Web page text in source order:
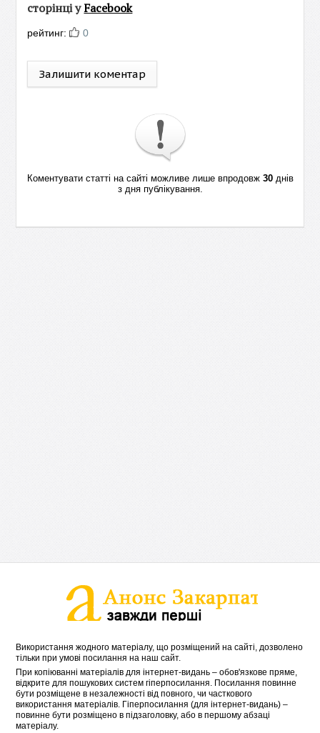
сторінці уFacebook
рейтинг: 0
Залишити коментар
Коментувати статті на сайті можливе лише впродовж 30днів
з дня публікування.
Використання жодного матеріалу, що розміщений на сайті, дозволено
тільки при умові посилання на наш сайт.
При копіюванні матеріалів для інтернет-видань – обов'язкове пряме,
відкрите для пошукових систем гіперпосилання. Посилання повинне
бути розміщене в незалежності від повного, чи часткового
використання матеріалів. Гіперпосилання (для інтернет-видань) –
повинне бути розміщено в підзаголовку, або в першому абзаці
матеріалу.